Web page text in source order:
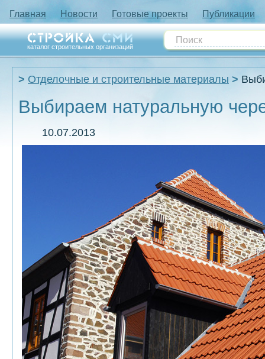
Главная Новости Готовые проекты Публикации
каталог строительных организаций
Отделочные и строительные материалы
Выбираем натуральную
10.07.2013